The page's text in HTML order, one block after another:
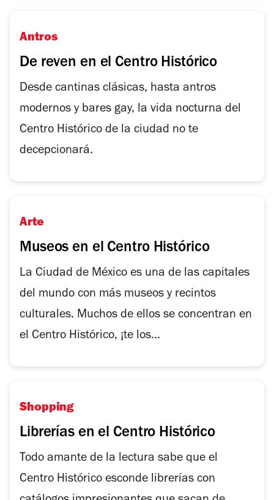
Antros
De reven en el Centro Histórico
Desde cantinas clásicas, hasta antros
modernos y bares gay, la vida nocturna del
Centro Histórico de la ciudad no te
decepcionará.
Arte
Museos en el Centro Histórico
La Ciudad de México es una de las capitales
del mundo con más museos y recintos
culturales. Muchos de ellos se concentran en
el Centro Histórico, ¡te los...
Shopping
Librerías en el Centro Histórico
Todo amante de la lectura sabe que el
Centro Histórico esconde librerías con